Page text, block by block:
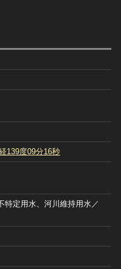
139度09分16秒
特定用水、河川維持用水／